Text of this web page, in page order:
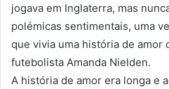
jogava em Inglaterra, mas
polémicas sentimentais, uma
que vivia uma história de amor
futebolista Amanda Nielden.
A história de amor era longa e